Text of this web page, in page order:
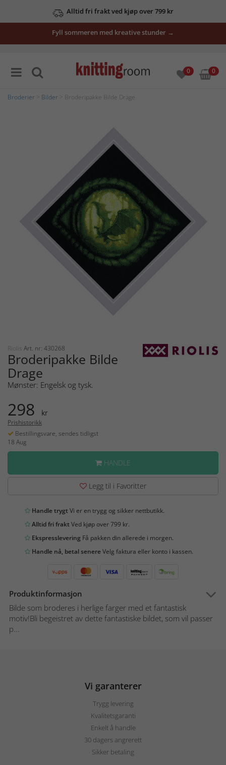
Alltid fri frakt ved kjøp over 799 kr
Fyll sommeren med kreative stunder →
0 0
Broderier Bilder > Broderipakke Bilde Drage
Riolis Art. nr: 430268
Broderipakke Bilde
Drage
Mønster: Engelsk og tysk.
298 kr
Prishistorikk
Bestillingsvare, sendes tidligst
18 Aug
HANDLE
Legg til i Favoritter
Handle trygtVi er en trygg og sikker nettbutikk.
Alltid fri fraktVed kjøp over 799 kr.
Ekspresslevering Få pakken din allerede i morgen.
Handle nå, betal senereVelg faktura eller konto i kassen.
Produktinformasjon
Bilde som broderes i herlige farger med et fantastisk
motiv!Bli begeistret av dette fantastiske bildet, som vil passer
p...
Vi garanterer
Trygg levering
Kvalitetsgaranti
Enkelt å handle
30 dagers angrerett
Sikker betaling